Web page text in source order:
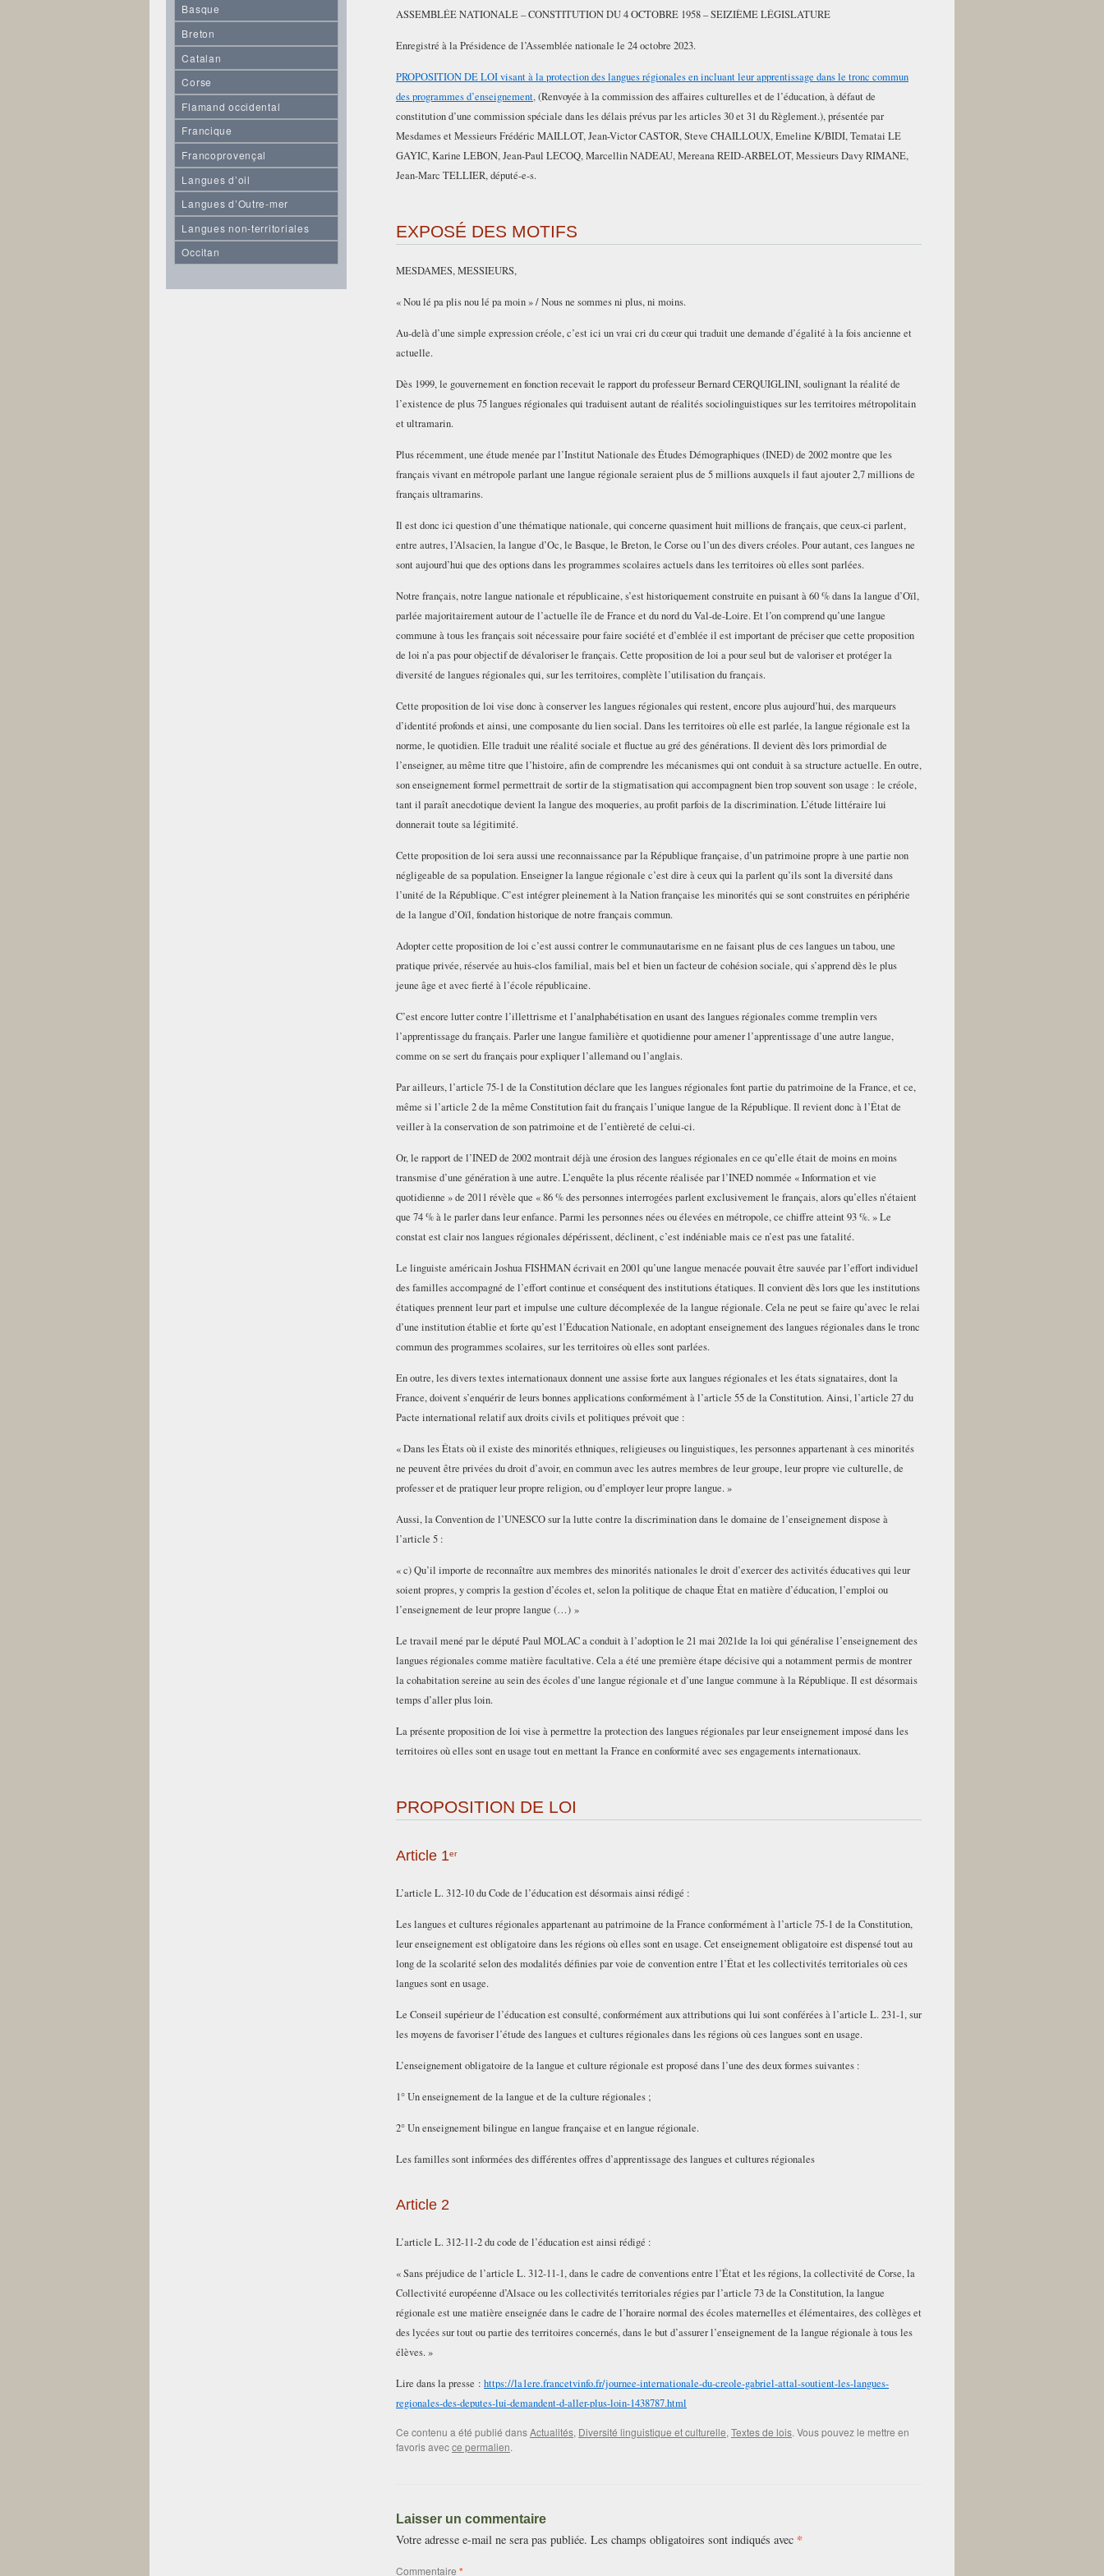
ASSEMBLÉE NATIONALE – CONSTITUTION DU 4 OCTOBRE 1958 – SEIZIÈME LÉGISLATURE
Enregistré à la Présidence de l’Assemblée nationale le 24 octobre 2023.
PROPOSITION DE LOI visant à la protection des langues régionales en incluant leur apprentissage dans le tronc commun
des programmes d’enseignement,(Renvoyée à la commission des affaires culturelles et de l’éducation, à défaut de
constitution d’une commission spéciale dans les délais prévus par les articles 30 et 31 du Règlement.), présentée par
Mesdames et Messieurs Frédéric MAILLOT, Jean-Victor CASTOR, Steve CHAILLOUX, Emeline K/BIDI, Tematai LE
GAYIC, Karine LEBON, Jean-Paul LECOQ, Marcellin NADEAU, Mereana REID-ARBELOT, Messieurs Davy RIMANE,
Jean-Marc TELLIER, député-e-s.
EXPOSÉ DES MOTIFS
MESDAMES, MESSIEURS,
« Nou lé pa plis nou lé pa moin » / Nous ne sommes ni plus, ni moins.
Au-delà d’une simple expression créole, c’est ici un vrai cri du cœur qui traduit une demande d’égalité à la fois ancienne et
actuelle.
Dès 1999, le gouvernement en fonction recevait le rapport du professeur Bernard CERQUIGLINI, soulignant la réalité de
l’existence de plus 75 langues régionales qui traduisent autant de réalités sociolinguistiques sur les territoires métropolitain
et ultramarin.
Plus récemment, une étude menée par l’Institut Nationale des Études Démographiques (INED) de 2002 montre que les
français vivant en métropole parlant une langue régionale seraient plus de 5 millions auxquels il faut ajouter 2,7 millions de
français ultramarins.
Il est donc ici question d’une thématique nationale, qui concerne quasiment huit millions de français, que ceux-ci parlent,
entre autres, l’Alsacien, la langue d’Oc, le Basque, le Breton, le Corse ou l’un des divers créoles. Pour autant, ces langues ne
sont aujourd’hui que des options dans les programmes scolaires actuels dans les territoires où elles sont parlées.
Notre français, notre langue nationale et républicaine, s’est historiquement construite en puisant à 60 % dans la langue d’Oïl,
parlée majoritairement autour de l’actuelle île de France et du nord du Val-de-Loire. Et l’on comprend qu’une langue
commune à tous les français soit nécessaire pour faire société et d’emblée il est important de préciser que cette proposition
de loi n’a pas pour objectif de dévaloriser le français. Cette proposition de loi a pour seul but de valoriser et protéger la
diversité de langues régionales qui, sur les territoires, complète l’utilisation du français.
Cette proposition de loi vise donc à conserver les langues régionales qui restent, encore plus aujourd’hui, des marqueurs
d’identité profonds et ainsi, une composante du lien social. Dans les territoires où elle est parlée, la langue régionale est la
norme, le quotidien. Elle traduit une réalité sociale et fluctue au gré des générations. Il devient dès lors primordial de
l’enseigner, au même titre que l’histoire, afin de comprendre les mécanismes qui ont conduit à sa structure actuelle. En outre,
son enseignement formel permettrait de sortir de la stigmatisation qui accompagnent bien trop souvent son usage : le créole,
tant il paraît anecdotique devient la langue des moqueries, au profit parfois de la discrimination. L’étude littéraire lui
donnerait toute sa légitimité.
Cette proposition de loi sera aussi une reconnaissance par la République française, d’un patrimoine propre à une partie non
négligeable de sa population. Enseigner la langue régionale c’est dire à ceux qui la parlent qu’ils sont la diversité dans
l’unité de la République. C’est intégrer pleinement à la Nation française les minorités qui se sont construites en périphérie
de la langue d’Oïl, fondation historique de notre français commun.
Adopter cette proposition de loi c’est aussi contrer le communautarisme en ne faisant plus de ces langues un tabou, une
pratique privée, réservée au huis-clos familial, mais bel et bien un facteur de cohésion sociale, qui s’apprend dès le plus
jeune âge et avec fierté à l’école républicaine.
C’est encore lutter contre l’illettrisme et l’analphabétisation en usant des langues régionales comme tremplin vers
l’apprentissage du français. Parler une langue familière et quotidienne pour amener l’apprentissage d’une autre langue,
comme on se sert du français pour expliquer l’allemand ou l’anglais.
Par ailleurs, l’article 75-1 de la Constitution déclare que les langues régionales font partie du patrimoine de la France, et ce,
même si l’article 2 de la même Constitution fait du français l’unique langue de la République. Il revient donc à l’État de
veiller à la conservation de son patrimoine et de l’entièreté de celui-ci.
Or, le rapport de l’INED de 2002 montrait déjà une érosion des langues régionales en ce qu’elle était de moins en moins
transmise d’une génération à une autre. L’enquête la plus récente réalisée par l’INED nommée « Information et vie
quotidienne » de 2011 révèle que « 86 % des personnes interrogées parlent exclusivement le français, alors qu’elles n’étaient
que 74 % à le parler dans leur enfance. Parmi les personnes nées ou élevées en métropole, ce chiffre atteint 93 %. » Le
constat est clair nos langues régionales dépérissent, déclinent, c’est indéniable mais ce n’est pas une fatalité.
Le linguiste américain Joshua FISHMAN écrivait en 2001 qu’une langue menacée pouvait être sauvée par l’effort individuel
des familles accompagné de l’effort continue et conséquent des institutions étatiques. Il convient dès lors que les institutions
étatiques prennent leur part et impulse une culture décomplexée de la langue régionale. Cela ne peut se faire qu’avec le relai
d’une institution établie et forte qu’est l’Éducation Nationale, en adoptant enseignement des langues régionales dans le tronc
commun des programmes scolaires, sur les territoires où elles sont parlées.
En outre, les divers textes internationaux donnent une assise forte aux langues régionales et les états signataires, dont la
France, doivent s’enquérir de leurs bonnes applications conformément à l’article 55 de la Constitution. Ainsi, l’article 27 du
Pacte international relatif aux droits civils et politiques prévoit que :
« Dans les États où il existe des minorités ethniques, religieuses ou linguistiques, les personnes appartenant à ces minorités
ne peuvent être privées du droit d’avoir, en commun avec les autres membres de leur groupe, leur propre vie culturelle, de
professer et de pratiquer leur propre religion, ou d’employer leur propre langue. »
Aussi, la Convention de l’UNESCO sur la lutte contre la discrimination dans le domaine de l’enseignement dispose à
l’article 5 :
« c) Qu’il importe de reconnaître aux membres des minorités nationales le droit d’exercer des activités éducatives qui leur
soient propres, y compris la gestion d’écoles et, selon la politique de chaque État en matière d’éducation, l’emploi ou
l’enseignement de leur propre langue (…) »
Le travail mené par le député Paul MOLAC a conduit à l’adoption le 21 mai 2021de la loi qui généralise l’enseignement des
langues régionales comme matière facultative. Cela a été une première étape décisive qui a notamment permis de montrer
la cohabitation sereine au sein des écoles d’une langue régionale et d’une langue commune à la République. Il est désormais
temps d’aller plus loin.
La présente proposition de loi vise à permettre la protection des langues régionales par leur enseignement imposé dans les
territoires où elles sont en usage tout en mettant la France en conformité avec ses engagements internationaux.
PROPOSITION DE LOI
Article 1er
L’article L. 312-10 du Code de l’éducation est désormais ainsi rédigé :
Les langues et cultures régionales appartenant au patrimoine de la France conformément à l’article 75-1 de la Constitution,
leur enseignement est obligatoire dans les régions où elles sont en usage. Cet enseignement obligatoire est dispensé tout au
long de la scolarité selon des modalités définies par voie de convention entre l’État et les collectivités territoriales où ces
langues sont en usage.
Le Conseil supérieur de l’éducation est consulté, conformément aux attributions qui lui sont conférées à l’article L. 231-1, sur
les moyens de favoriser l’étude des langues et cultures régionales dans les régions où ces langues sont en usage.
L’enseignement obligatoire de la langue et culture régionale est proposé dans l’une des deux formes suivantes :
1° Un enseignement de la langue et de la culture régionales ;
2° Un enseignement bilingue en langue française et en langue régionale.
Les familles sont informées des différentes offres d’apprentissage des langues et cultures régionales
Article 2
L’article L. 312-11-2 du code de l’éducation est ainsi rédigé :
« Sans préjudice de l’article L. 312-11-1, dans le cadre de conventions entre l’État et les régions, la collectivité de Corse, la
Collectivité européenne d’Alsace ou les collectivités territoriales régies par l’article 73 de la Constitution, la langue
régionale est une matière enseignée dans le cadre de l’horaire normal des écoles maternelles et élémentaires, des collèges et
des lycées sur tout ou partie des territoires concernés, dans le but d’assurer l’enseignement de la langue régionale à tous les
élèves. »
Lire dans la presse : https://la1ere.francetvinfo.fr/journee-internationale-du-creole-gabriel-attal-soutient-les-langues-
regionales-des-deputes-lui-demandent-d-aller-plus-loin-1438787.html
Ce contenu a été publié dansActualités, Diversité linguistique et culturelle, Textes de lois. Vous pouvez le mettre en
favoris avecce permalien.
Laisser un commentaire
Votre adresse e-mail ne sera pas publiée. Les champs obligatoires sont indiqués avec *
Commentaire *
Basque
Breton
Catalan
Corse
Flamand occidental
Francique
Francoprovençal
Langues d’oil
Langues d’Outre-mer
Langues non-territoriales
Occitan